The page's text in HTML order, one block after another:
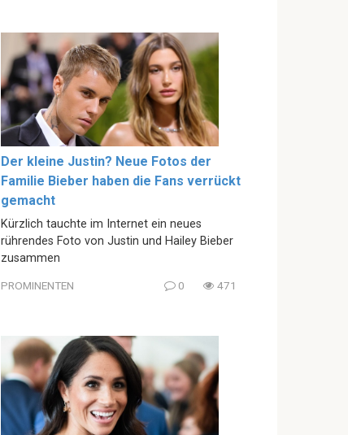
Der kleine Justin? Neue Fotos der
Familie Bieber haben die Fans verrückt
gemacht
Kürzlich tauchte im Internet ein neues
rührendes Foto von Justin und Hailey Bieber
zusammen
PROMINENTEN 0 471